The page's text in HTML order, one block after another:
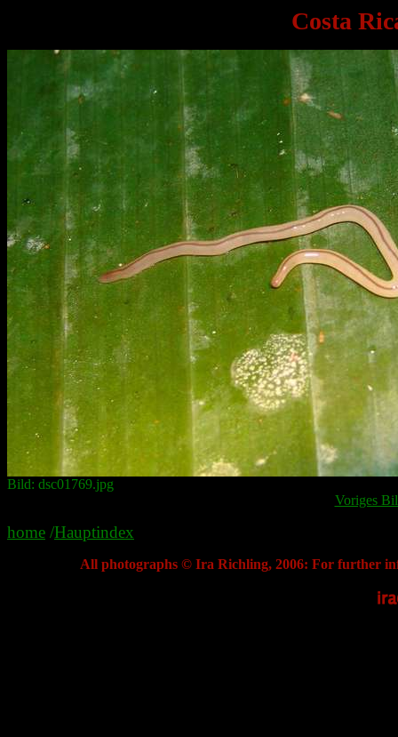
Costa
Bild: dsc01769.jpg
Voriges
home /Hauptindex
All photographs © Ira Richling, 2006: For further